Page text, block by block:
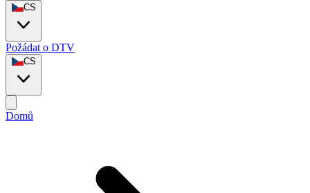
CS
Požádat o DTV
CS
Domů